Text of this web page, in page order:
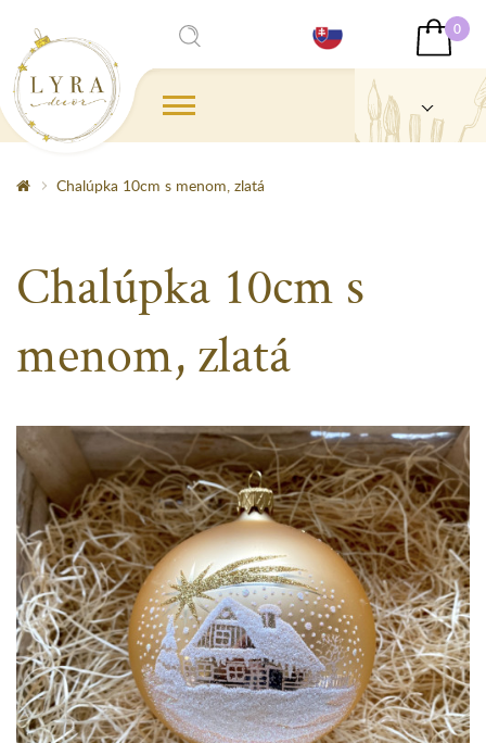
0
Chalúpka 10cm s menom, zlatá
Chalúpka 10cm s
menom, zlatá